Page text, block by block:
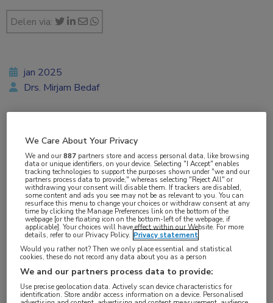
Delen via:
Voor mensen met uitgezaaide blaaskanker is de
jan 2025
Drs. Mirjam Bedaf
Vakgebieden:
Oncologie,Urologie
Aandachtsgebieden:
Uro-oncologie
Tags:
blaaskanker,chemotherapie
We Care About Your Privacy
We and our887 partners store and access personal data, like browsing
data or unique identifiers, on your device. Selecting "I Accept" enables
tracking technologies to support the purposes shown under "we and our
partners process data to provide," whereas selecting "Reject All" or
withdrawing your consent will disable them. If trackers are disabled,
some content and ads you see may not be as relevant to you. You can
resurface this menu to change your choices or withdraw consent at any
time by clicking the Manage Preferences link on the bottom of the
webpage [or the floating icon on the bottom-left of the webpage, if
applicable]. Your choices will have effect within our Website. For more
details, refer to our Privacy Policy. Privacy statement
Would you rather not? Then we only place essential and statistical
cookies, these do not record any data about you as a person
We and our partners process data to provide:
Use precise geolocation data. Actively scan device characteristics for
identification. Store and/or access information on a device. Personalised